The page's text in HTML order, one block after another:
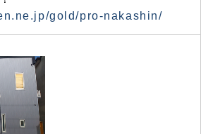
gold/pro-nakashin/